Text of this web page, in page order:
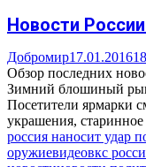
Новости
Добромир17.01.2016
Обзор последних
Зимний блошиный
Посетители ярмарки
украшения, старинное
россия наносит удар
оружиевидеовкс